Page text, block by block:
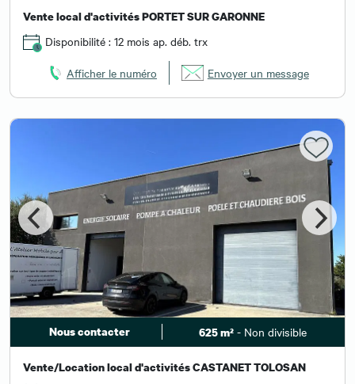
Vente local d'activités PORTET SUR GARONNE
Disponibilité : 12 mois ap. déb. trx
Afficher le numéro Envoyer un message
Nous contacter 625 m²- Non divisible
Vente/Location local d'activités CASTANET TOLOSAN